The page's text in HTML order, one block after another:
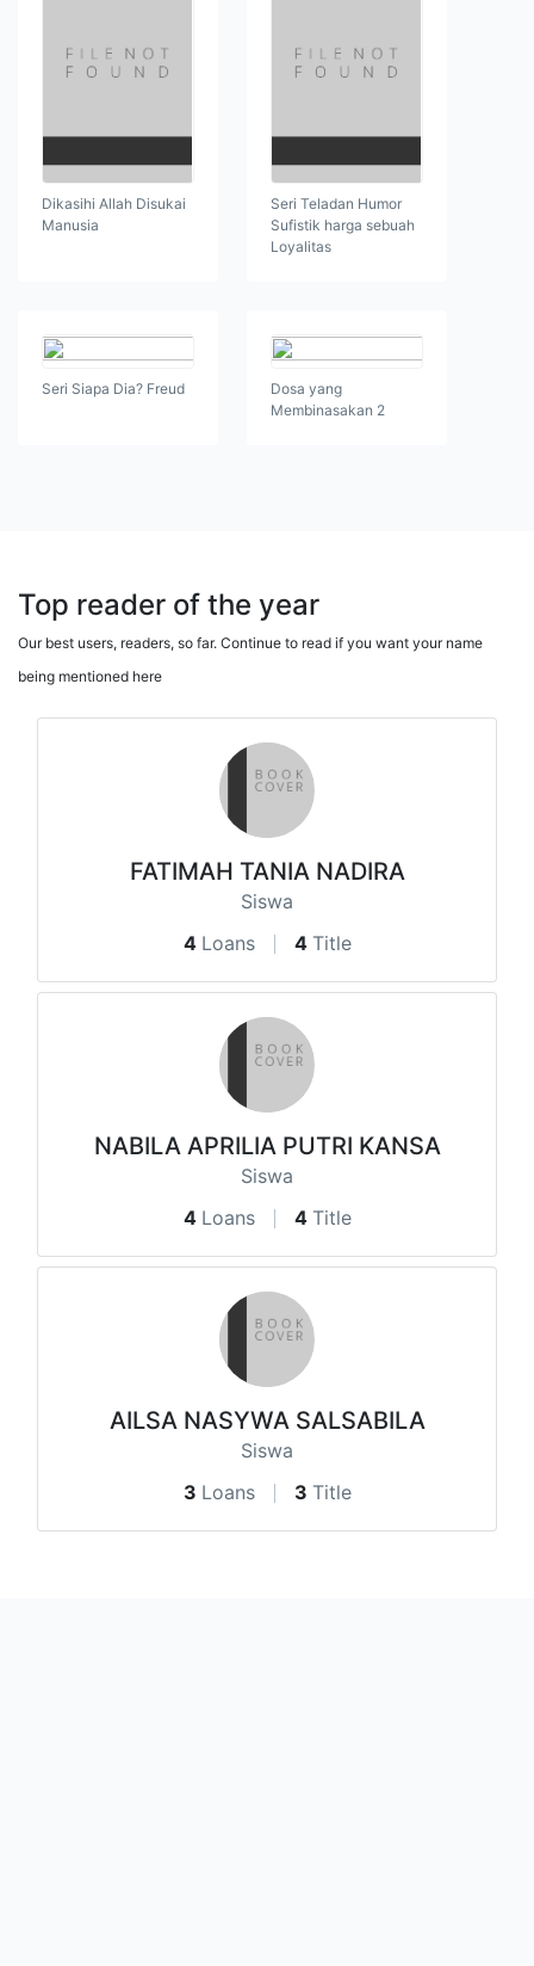
Dikasihi Allah Disukai
Manusia
Seri Teladan Humor
Sufistik harga sebuah
Loyalitas
Seri Siapa Dia? Freud
Dosa yang
Membinasakan 2
Top reader of the year
Our best users, readers, so far. Continue to read if you want your name
being mentioned here
FATIMAH TANIA NADIRA
Siswa
4 Loans 4 Title
NABILA APRILIA PUTRI KANSA
Siswa
4 Loans 4 Title
AILSA NASYWA SALSABILA
Siswa
3 Loans 3 Title